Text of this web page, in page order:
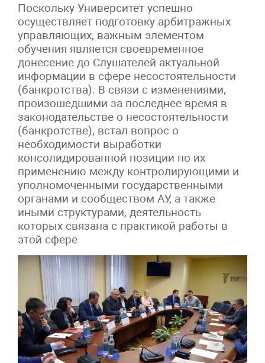
Поскольку Университет успешно
осуществляет подготовку арбитражных
управляющих, важным элементом
обучения является своевременное
донесение до Слушателей актуальной
информации в сфере несостоятельности
(банкротства). В связи с изменениями,
произошедшими за последнее время в
законодательстве о несостоятельности
(банкротстве), встал вопрос о
необходимости выработки
консолидированной позиции по их
применению между контролирующими и
уполномоченными государственными
органами и сообществом АУ, а также
иными структурами, деятельность
которых связана с практикой работы в
этой сфере